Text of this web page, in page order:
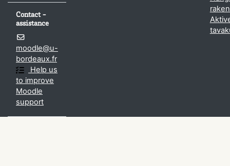
Contact -
assistance
moodle@u-
bordeaux.fr
Help us
to improve
Moodle
support